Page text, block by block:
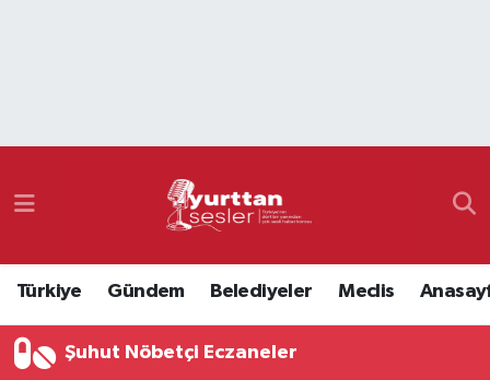
Türkiye Gündem Belediyeler Meclis
Şuhut Nöbetçi Eczaneler
Namaz Vakitleri
Süper Lig Puan Durumu ve Fikstür
Tüm Manşetler